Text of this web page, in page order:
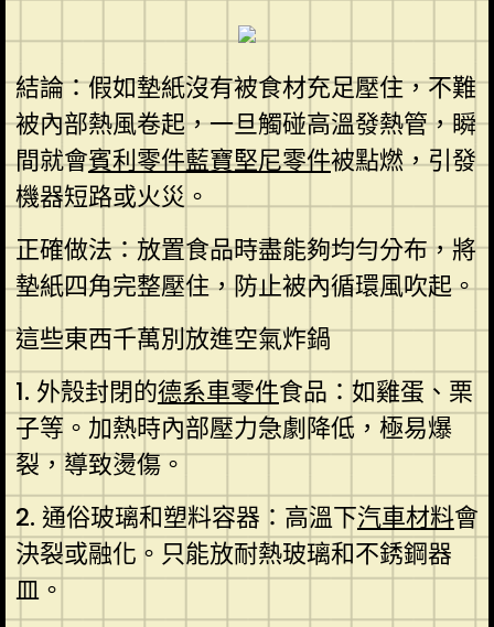
結論：假如墊紙沒有被食材充足壓住，不難
被內部熱風卷起，一旦觸碰高溫發熱管，瞬
間就會賓利零件藍寶堅尼零件被點燃，引發
機器短路或火災。
正確做法：放置食品時盡能夠均勻分布，將
墊紙四角完整壓住，防止被內循環風吹起。
這些東西千萬別放進空氣炸鍋
1. 外殼封閉的德系車零件食品：如雞蛋、栗
子等。加熱時內部壓力急劇降低，極易爆
裂，導致燙傷。
2. 通俗玻璃和塑料容器：高溫下汽車材料會
決裂或融化。只能放耐熱玻璃和不銹鋼器
皿。